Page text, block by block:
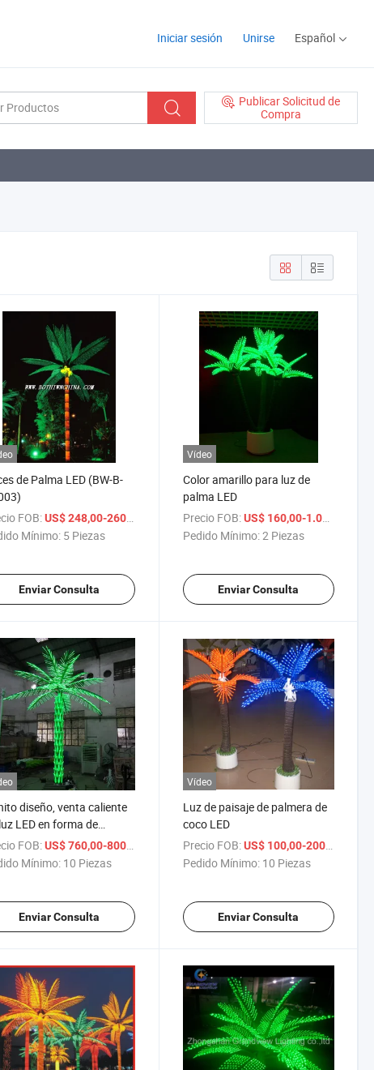
Iniciar sesión Unirse Español
Publicar Solicitud de
Compra
de Palma LED (BW-B-
FOB: US$ 248,00-260,00
Mínimo: 5 Piezas
Enviar Consulta
Vídeo
Color amarillo para luz de
palma LED
Precio FOB: US$ 160,00-1.000,00
Pedido Mínimo:2 Piezas
Enviar Consulta
diseño, venta caliente
LED en forma de
FOB: US$ 760,00-800,00
Mínimo: 10 Piezas
Enviar Consulta
Vídeo
Luz de paisaje de palmera de
coco LED
Precio FOB: US$ 100,00-200,00
Pedido Mínimo: 10 Piezas
Enviar Consulta